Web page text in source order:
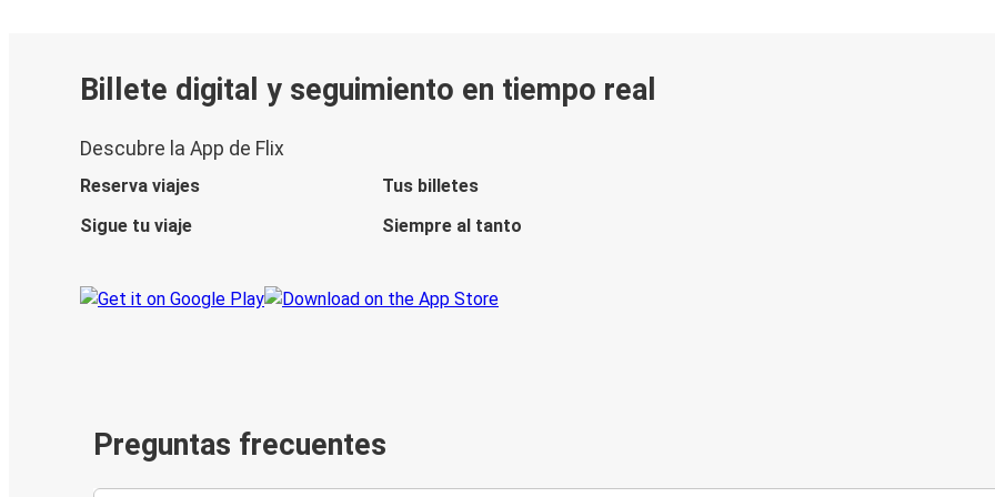
Billete digital y seguimiento en tiempo real
Descubre la App de Flix
Reserva viajes
Tus billetes
Sigue tu viaje
Siempre al tanto
Preguntas frecuentes